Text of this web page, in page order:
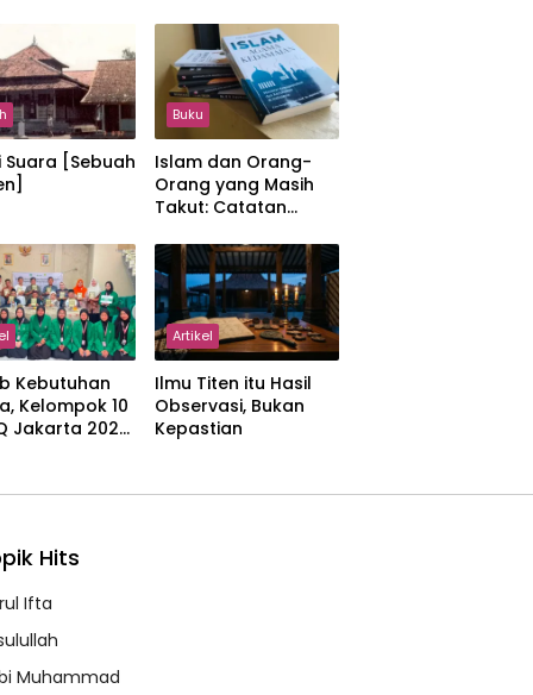
Jakarta Menjaga
Bumi Jonggol
Suara [Sebuah
Buku
Islam dan Orang-
Orang yang Masih
Takut: Catatan
Kemajemukan, dan
Negara dalam
Pemikiran Masykuri
Abdillah
Kebutuhan
Kelompok 10
Jakarta 2026
Artikel
Ilmu Titen itu Hasil
Observasi, Bukan
Kepastian
Hits
Ifta
Muhammad